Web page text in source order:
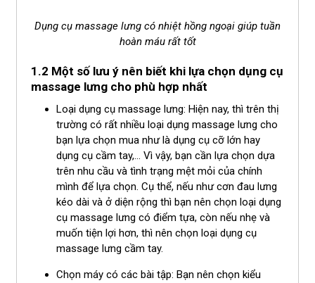
Dụng cụ massage lưng có nhiệt hồng ngoại giúp tuần
hoàn máu rất tốt
1.2 Một số lưu ý nên biết khi lựa chọn dụng cụ
massage lưng cho phù hợp nhất
Loại dụng cụ massage lưng: Hiện nay, thì trên thị
trường có rất nhiều loại dụng massage lưng cho
bạn lựa chọn mua như là dụng cụ cỡ lớn hay
dụng cụ cầm tay,… Vì vậy, bạn cần lựa chọn dựa
trên nhu cầu và tình trạng mệt mỏi của chính
mình để lựa chọn. Cụ thể, nếu như cơn đau lưng
kéo dài và ở diện rộng thì bạn nên chọn loại dụng
cụ massage lưng có điểm tựa, còn nếu nhẹ và
muốn tiện lợi hơn, thì nên chọn loại dụng cụ
massage lưng cầm tay.
Chọn máy có các bài tập: Bạn nên chọn kiểu